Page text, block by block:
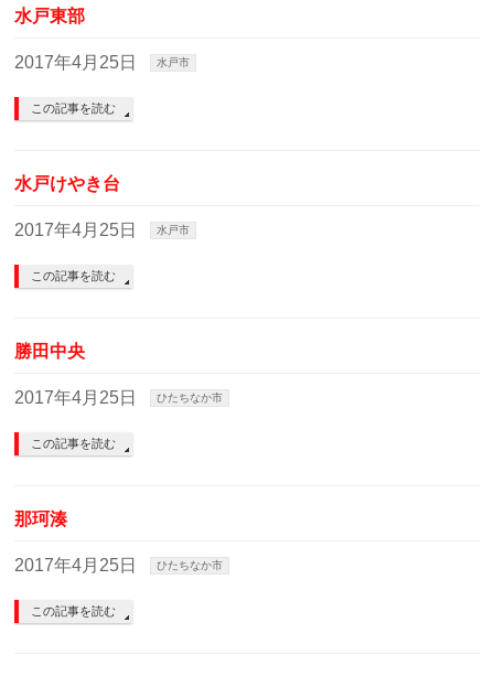
水戸東部
2017年4月25日 水戸市
この記事を読む
水戸けやき台
2017年4月25日 水戸市
この記事を読む
勝田中央
2017年4月25日 ひたちなか市
この記事を読む
那珂湊
2017年4月25日 ひたちなか市
この記事を読む